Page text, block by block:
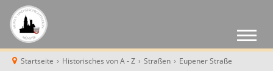
Startseite › Historisches von A - Z › Straßen › Eupener Straße